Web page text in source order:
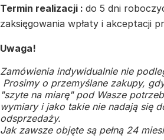
Termin realizacji : do 5 dni
zaksięgowania wpłaty i akceptacji
Uwaga!
Zamówienia indywidualnie nie
Prosimy o przemyślane zakupy,
"szyte na miarę" pod Wasze
wymiary i jako takie nie nadają się
odsprzedaży.
Jak zawsze objęte są pełną 24